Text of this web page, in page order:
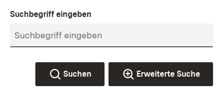
Suchbegriff eingeben
Suchen Erweiterte Suche